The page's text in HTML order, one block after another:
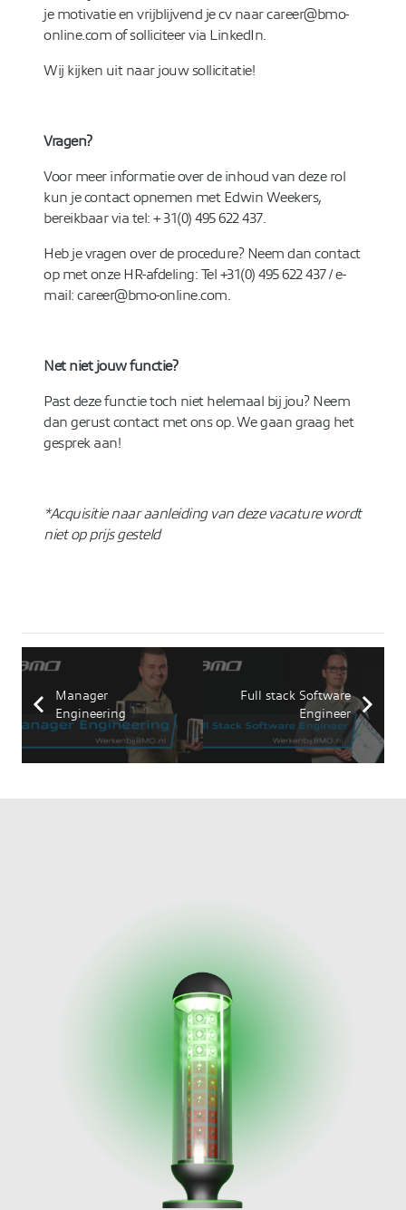
je motivatie en vrijblijvend je cv naar career@bmo-
online.com of solliciteer via LinkedIn.
Wij kijken uit naar jouw sollicitatie!
Vragen?
Voor meer informatie over de inhoud van deze rol
kun je contact opnemen met Edwin Weekers,
bereikbaar via tel: + 31(0) 495 622 437.
Heb je vragen over de procedure? Neem dan contact
op met onze HR-afdeling: Tel +31(0) 495 622 437 / e-
mail: career@bmo-online.com.
Net niet jouw functie?
Past deze functie toch niet helemaal bij jou? Neem
dan gerust contact met ons op. We gaan graag het
gesprek aan!
*Acquisitie naar aanleiding van deze vacature wordt
niet op prijs gesteld
Manager
Engineering
Full stack Software
Engineer